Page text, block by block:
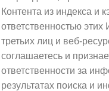
Контента из индекса и
ответственностью
третьих лиц и веб-
соглашаетесь и
ответственности за
результатах поиска и